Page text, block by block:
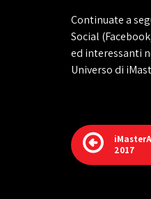
Continuate a
Social
ed interessanti
Universo di
2017